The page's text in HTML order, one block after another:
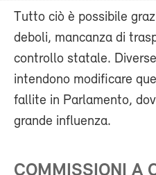
Tutto ciò è possibile
deboli, mancanza di
controllo statale.
intendono modificare
fallite in Parlamento,
grande influenza.
COMMISSIONI A